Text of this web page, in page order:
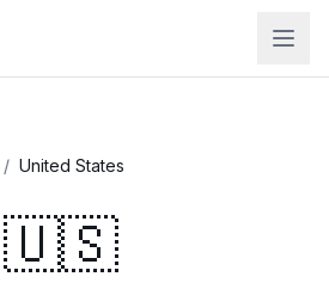
/ United States
🇺🇸